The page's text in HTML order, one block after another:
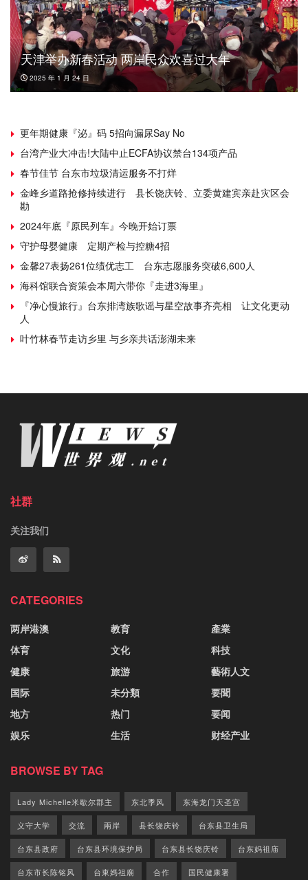
天津举办新春活动 两岸民众欢喜过大年
2025 年 1 月 24 日
更年期健康『泌』码 5招向漏尿Say No
台湾产业大冲击!大陆中止ECFA协议禁台134项产品
春节佳节 台东市垃圾清运服务不打烊
金峰乡道路抢修持续进行 县长饶庆铃、立委黄建宾亲赴灾区会
勘
2024年底『原民列车』今晚开始订票
守护母婴健康 定期产检与控糖4招
金馨27表扬261位绩优志工 台东志愿服务突破6,600人
海科馆联合资策会本周六带你『走进3海里』
『净心慢旅行』台东排湾族歌谣与星空故事齐亮相 让文化更动
人
叶竹林春节走访乡里 与乡亲共话澎湖未来
社群
关注我们
CATEGORIES
两岸港澳
体育
健康
国际
地方
娱乐
教育
文化
旅游
未分類
热门
生活
產業
科技
藝術人文
要聞
要闻
财经产业
BROWSE BY TAG
Lady Michelle米歇尔郡主 东北季风 东海龙门天圣宫
义守大学 交流 兩岸 县长饶庆铃 台东县卫生局
台东县政府 台东县环境保护局 台东县长饶庆铃 台东妈祖庙
台东市长陈铭风 台東媽祖廟 合作 国民健康署